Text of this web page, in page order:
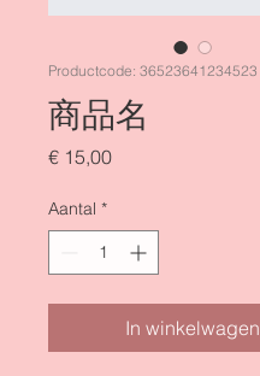
Productcode: 36523641234523
商品名
€ 15,00Prijs
Aantal *
In winkelwagen